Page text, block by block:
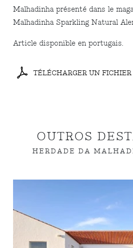
Malhadinha présenté dans le
Malhadinha Sparkling Natural
Article disponible en portugais.
TÉLÉCHARGER UN FICHIER
OUTROS
HERDADE DA